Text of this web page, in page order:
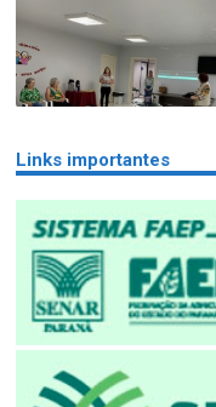
Links importantes